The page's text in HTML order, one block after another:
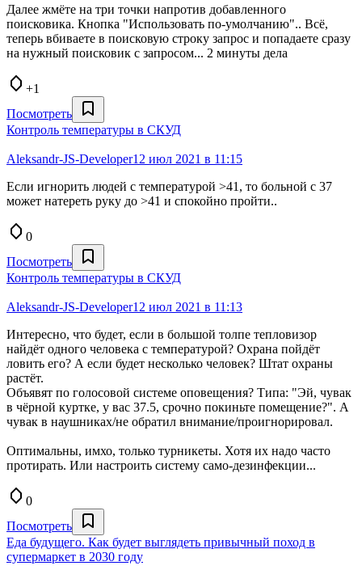
Далее жмёте на три точки напротив добавленного
поисковика. Кнопка "Использовать по-умолчанию".. Всё,
теперь вбиваете в поисковую строку запрос и попадаете сразу
на нужный поисковик с запросом... 2 минуты дела
+1
Посмотреть
Контроль температуры в СКУД
Aleksandr-JS-Developer12 июл 2021 в 11:15
Если игнорить людей с температурой >41, то больной с 37
может натереть руку до >41 и спокойно пройти..
0
Посмотреть
Контроль температуры в СКУД
Aleksandr-JS-Developer12 июл 2021 в 11:13
Интересно, что будет, если в большой толпе тепловизор
найдёт одного человека с температурой? Охрана пойдёт
ловить его? А если будет несколько человек? Штат охраны
растёт.
Объявят по голосовой системе оповещения? Типа: "Эй, чувак
в чёрной куртке, у вас 37.5, срочно покиньте помещение?". А
чувак в наушниках/не обратил внимание/проигнорировал.
Оптимальны, имхо, только турникеты. Хотя их надо часто
протирать. Или настроить систему само-дезинфекции...
0
Посмотреть
Еда будущего. Как будет выглядеть привычный поход в
супермаркет в 2030 году